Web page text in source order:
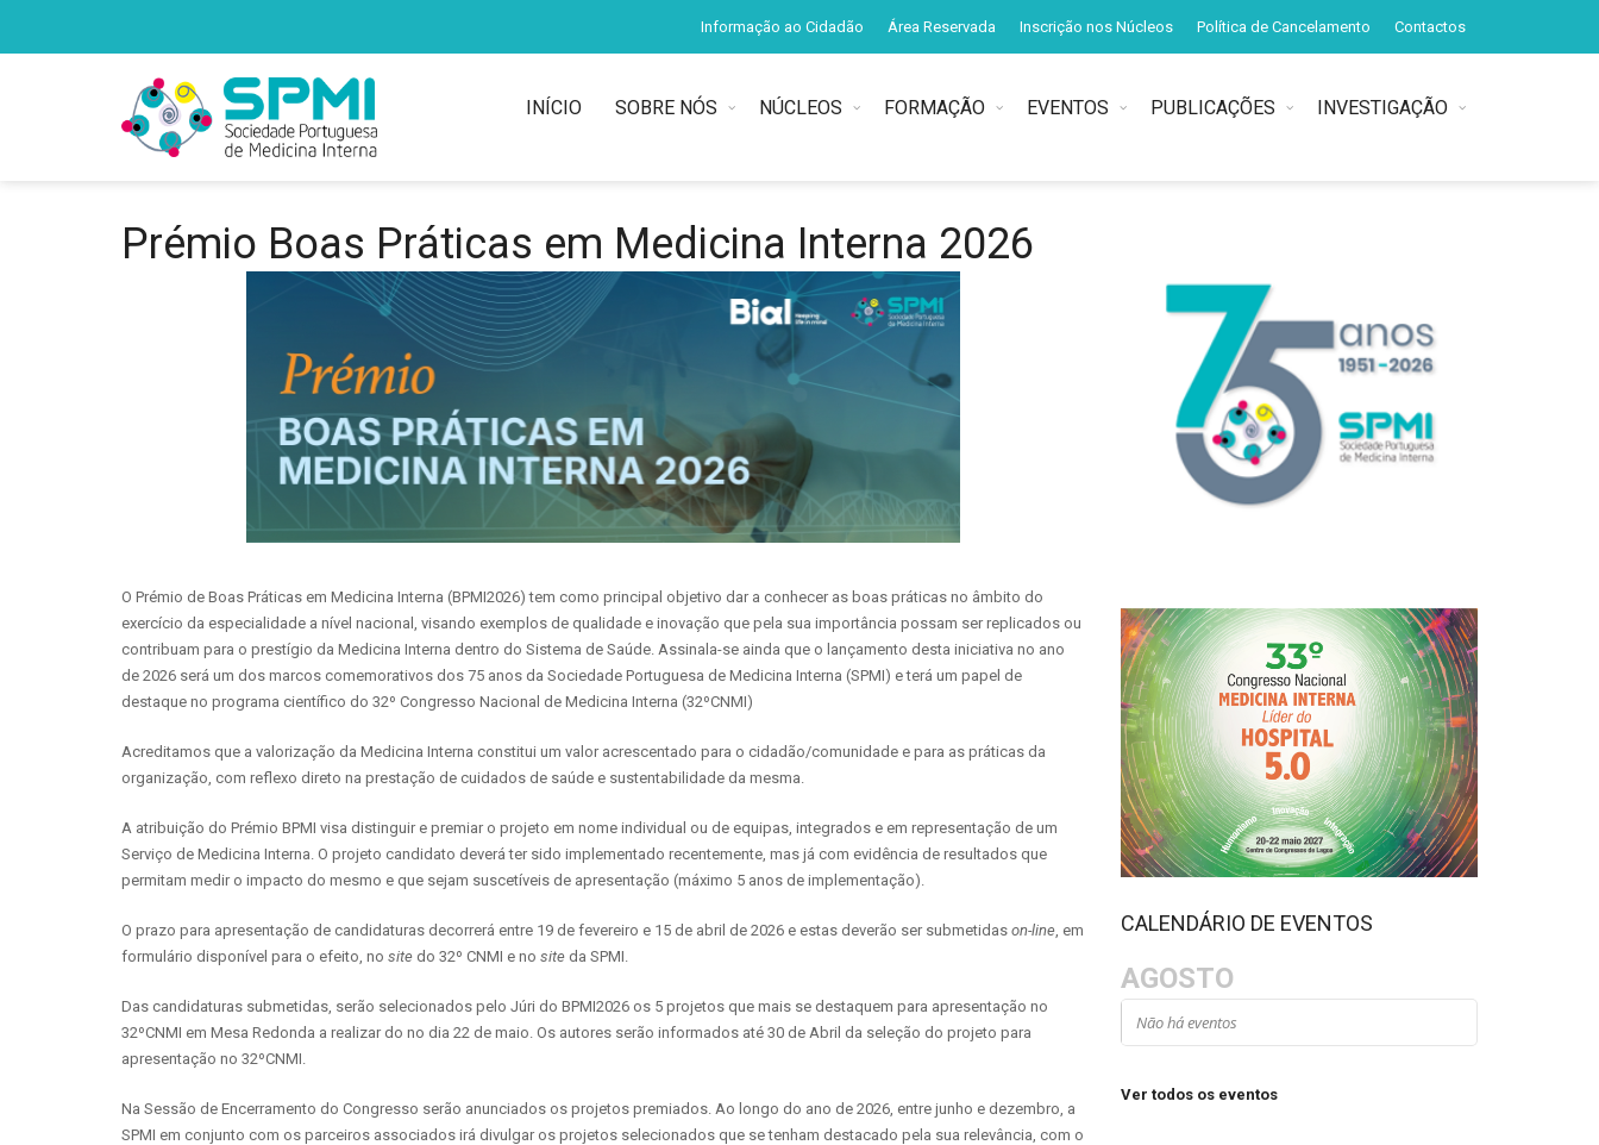
Informação ao Cidadão Área Reservada Inscrição nos Núcleos Política de Cancelamento Contactos
INÍCIO SOBRE NÓS NÚCLEOS FORMAÇÃO EVENTOS PUBLICAÇÕES INVESTIGAÇÃO
Prémio Boas Práticas em Medicina Interna 2026
O Prémio de Boas Práticas em Medicina Interna (BPMI2026) tem como principal objetivo dar a conhecer as boas práticas no âmbito do
exercício da especialidade a nível nacional, visando exemplos de qualidade e inovação que pela sua importância possam ser replicados ou
contribuam para o prestígio da Medicina Interna dentro do Sistema de Saúde. Assinala-se ainda que o lançamento desta iniciativa no ano
de 2026 será um dos marcos comemorativos dos 75 anos da Sociedade Portuguesa de Medicina Interna (SPMI) e terá um papel de
destaque no programa científico do 32º Congresso Nacional de Medicina Interna (32ºCNMI)
Acreditamos que a valorização da Medicina Interna constitui um valor acrescentado para o cidadão/comunidade e para as práticas da
organização, com reflexo direto na prestação de cuidados de saúde e sustentabilidade da mesma.
A atribuição do Prémio BPMI visa distinguir e premiar o projeto em nome individual ou de equipas, integrados e em representação de um
Serviço de Medicina Interna. O projeto candidato deverá ter sido implementado recentemente, mas já com evidência de resultados que
permitam medir o impacto do mesmo e que sejam suscetíveis de apresentação (máximo 5 anos de implementação).
O prazo para apresentação de candidaturas decorrerá entre 19 de fevereiro e 15 de abril de 2026 e estas deverão ser submetidas on-line , em
formulário disponível para o efeito, no site do 32º CNMI e no site da SPMI.
Das candidaturas submetidas, serão selecionados pelo Júri do BPMI2026 os 5 projetos que mais se destaquem para apresentação no
32ºCNMI em Mesa Redonda a realizar do no dia 22 de maio. Os autores serão informados até 30 de Abril da seleção do projeto para
apresentação no 32ºCNMI.
Na Sessão de Encerramento do Congresso serão anunciados os projetos premiados. Ao longo do ano de 2026, entre junho e dezembro, a
SPMI em conjunto com os parceiros associados irá divulgar os projetos selecionados que se tenham destacado pela sua relevância, com o
CALENDÁRIO DE EVENTOS
AGOSTO
Não há eventos
Ver todos os eventos